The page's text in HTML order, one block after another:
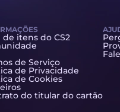
itens do CS2
de Serviço
de Privacidade
de Cookies
do titular do cartão